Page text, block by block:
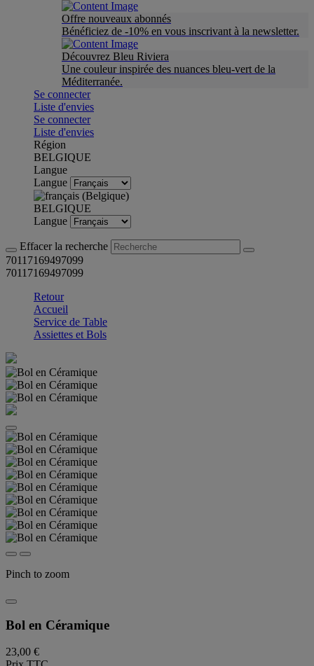
Offre nouveaux abonnés
Bénéficiez de -10% en vous inscrivant à la newsletter.
Découvrez Bleu Riviera
Une couleur inspirée des nuances bleu-vert de la
Méditerranée.
Se connecter
Liste d'envies
Se connecter
Liste d'envies
Région
BELGIQUE
Langue
Langue
BELGIQUE
Langue
Effacer la recherche
70117169497099
70117169497099
Retour
Accueil
Service de Table
Assiettes et Bols
Pinch to zoom
Bol en Céramique
23,00 €